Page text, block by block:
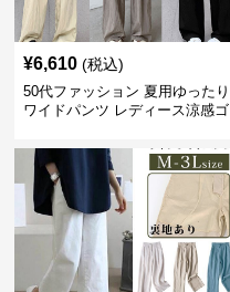
¥6,610 (税込)
50代ファッション 夏用ゆったり
ワイドパンツ レディース涼感ゴ